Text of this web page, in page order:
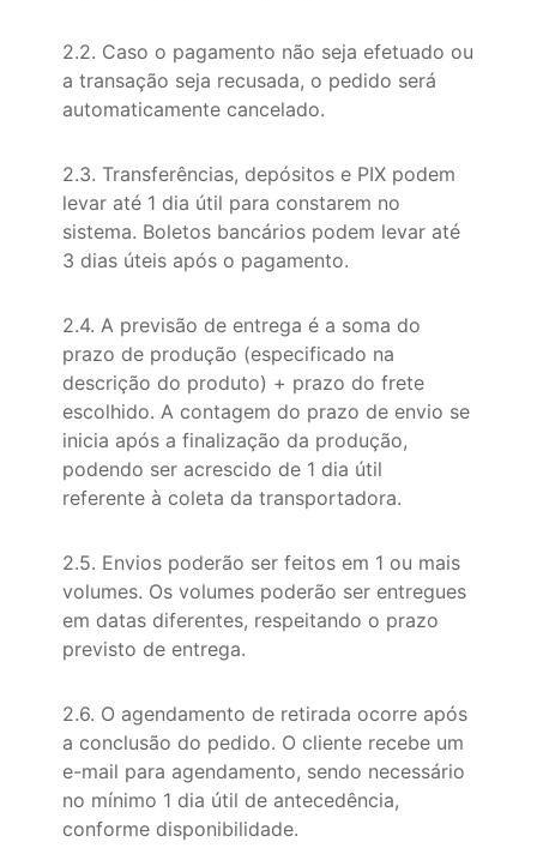
2.2. Caso o pagamento não seja efetuado ou
a transação seja recusada, o pedido será
automaticamente cancelado.
2.3. Transferências, depósitos e PIX podem
levar até 1 dia útil para constarem no
sistema. Boletos bancários podem levar até
3 dias úteis após o pagamento.
2.4. A previsão de entrega é a soma do
prazo de produção (especificado na
descrição do produto) + prazo do frete
escolhido. A contagem do prazo de envio se
inicia após a finalização da produção,
podendo ser acrescido de 1 dia útil
referente à coleta da transportadora.
2.5. Envios poderão ser feitos em 1 ou mais
volumes. Os volumes poderão ser entregues
em datas diferentes, respeitando o prazo
previsto de entrega.
2.6. O agendamento de retirada ocorre após
a conclusão do pedido. O cliente recebe um
e-mail para agendamento, sendo necessário
no mínimo 1 dia útil de antecedência,
conforme disponibilidade.